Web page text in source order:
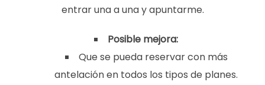
entrar una a una y apuntarme.
Posible mejora:
Que se pueda reservar con más
antelación en todos los tipos de planes.